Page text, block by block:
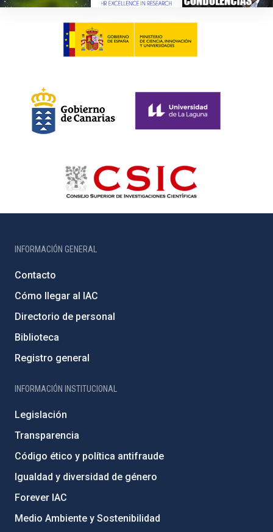
INFORMACIÓN GENERAL
Contacto
Cómo llegar al IAC
Directorio de personal
Biblioteca
Registro general
INFORMACIÓN INSTITUCIONAL
Legislación
Transparencia
Código ético y política antifraude
Igualdad y diversidad de género
Forever IAC
Medio Ambiente y Sostenibilidad